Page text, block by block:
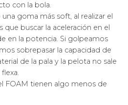
con la bola.
goma más soft, al realizar el
que buscar la aceleración en el
en la potencia. Si golpeamos
sobrepasar la capacidad de
de la pala y la pelota no sale
FOAM tienen algo menos de